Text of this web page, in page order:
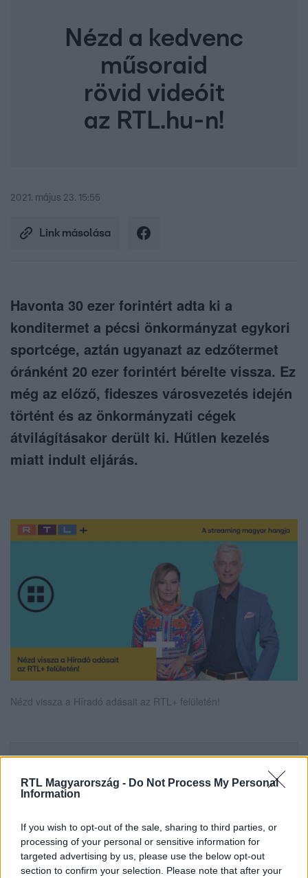
RTL Magyarország - Do Not Process My Personal
Information
If you wish to opt-out of the sale, sharing to third parties, or
processing of your personal or sensitive information for
targeted advertising by us, please use the below opt-out
section to confirm your selection. Please note that after your
Nézd a kedvenc
műsoraid
rövid videóit
az RTL.hu-n!
2021. május 23. 15:55
Link másolása
Havonta 30 ezer forintért adta ki a
konditermet a pécsi önkormányzat egykori
sportcége, aztán ugyanazt az edzőtermet
óránként 20 ezer forintért bérelte vissza. Ez
még az előző, fideszes városvezetés idején
történt és az önkormányzati cégek
átvilágításakor derült ki. Hűtlen kezelés
miatt indult eljárás.
Nézd vissza a Híradó adásait az RTL+ felületén!
Itt állítsd be, hogy az RTL.hu az elsők között